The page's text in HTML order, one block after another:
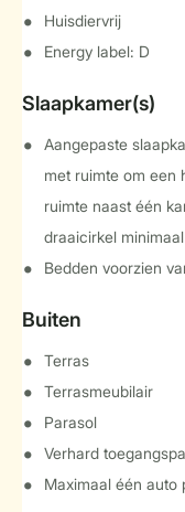
Huisdiervrij
Energy label: D
Slaapkamer(s)
Aangepaste
met ruimte om een
ruimte naast één
draaicirkel
Bedden voorzien
Buiten
Terras
Terrasmeubilair
Parasol
Verhard
Maximaal één auto